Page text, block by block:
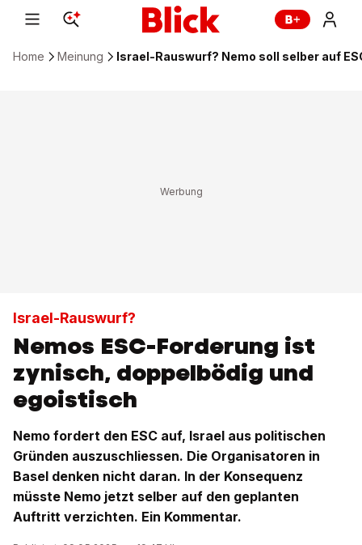
Home Meinung Israel-Rauswurf? Nemo soll selber auf
Israel-Rauswurf?
Nemos ESC-Forderung ist
zynisch, doppelbödig und
egoistisch
Nemo fordert den ESC auf, Israel aus politischen
Gründen auszuschliessen. Die Organisatoren in
Basel denken nicht daran. In der Konsequenz
müsste Nemo jetzt selber auf den geplanten
Auftritt verzichten. Ein Kommentar.